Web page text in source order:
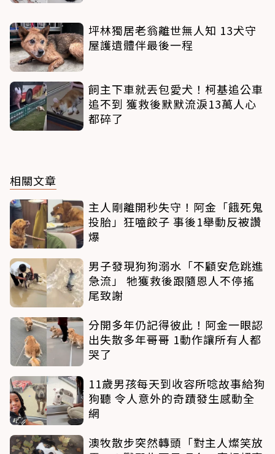
坪林獨居老翁離世無人知 13犬守
屋護遺體伴最後一程
飼主下車就丟包愛犬！柯基追公車
追不到 獲救後默默流淚13萬人心
都碎了
相關文章
主人剛離開秒失守！阿金「餓死鬼
投胎」狂嗑餃子 事後1舉動反被讚
爆
男子發現狗狗溺水「不顧安危跳進
急流」 牠獲救後跟隨恩人不停搖
尾致謝
分開多年仍記得彼此！阿金一眼認
出失散多年哥哥 1動作讓所有人都
哭了
11歲男孩每天到收容所唸故事給狗
狗聽 令人意外的奇蹟發生感動全
網
澳牧散步突然轉頭「對主人燦笑放